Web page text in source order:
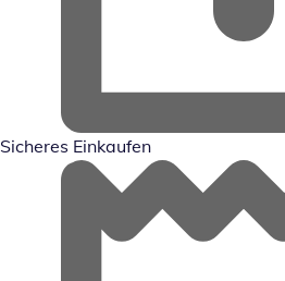
Sicheres Einkaufen